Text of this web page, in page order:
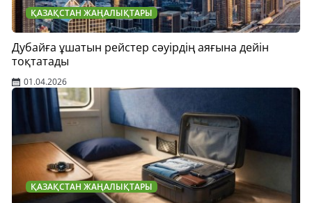
ҚАЗАҚСТАН ЖАҢАЛЫҚТАРЫ
Дубайға ұшатын рейстер сәуірдің аяғына дейін
тоқтатады
01.04.2026
ҚАЗАҚСТАН ЖАҢАЛЫҚТАРЫ